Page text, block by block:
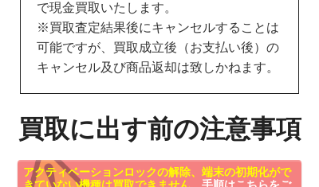
で現金買取いたします。
※買取査定結果後にキャンセルすることは
可能ですが、買取成立後（お支払い後）の
キャンセル及び商品返却は致しかねます。
買取に出す前の注意事項
アクティベーションロックの解除、端末の初期化がで